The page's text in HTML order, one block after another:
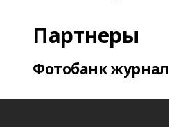
Партнеры
Фотобанк